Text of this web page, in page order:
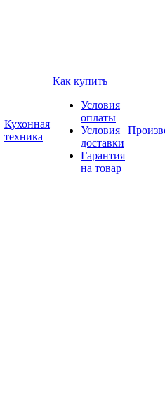
Кухонная
техника
Как купить
Условия
оплаты
Условия
доставки
Гарантия
на товар